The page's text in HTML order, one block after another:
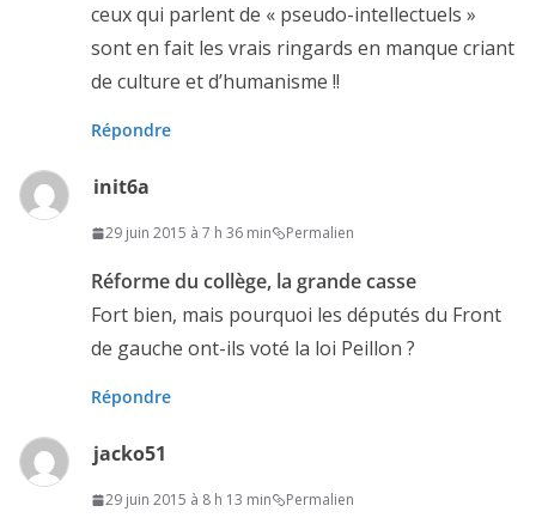
ceux qui parlent de « pseudo-intellectuels »
sont en fait les vrais ringards en manque criant
de culture et d’humanisme !!
Répondre
init6a
29 juin 2015 à 7 h 36 min Permalien
Réforme du collège, la grande casse
Fort bien, mais pourquoi les députés du Front
de gauche ont-ils voté la loi Peillon ?
Répondre
jacko51
29 juin 2015 à 8 h 13 min Permalien